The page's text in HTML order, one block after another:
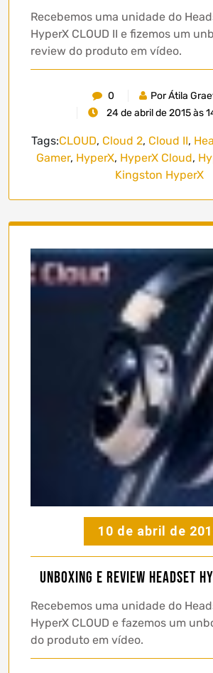
Recebemos uma unidade do
HyperX CLOUD II e fizemos um
review do produto em vídeo.
0
Por Átila
24 de abril de 2015 às
Tags:CLOUD, Cloud 2, Cloud II,
Gamer, HyperX, HyperX Cloud,
Kingston HyperX
10 de abril de
Unboxing e Review Headset
Recebemos uma unidade do
HyperX CLOUD e fazemos um
do produto em vídeo.